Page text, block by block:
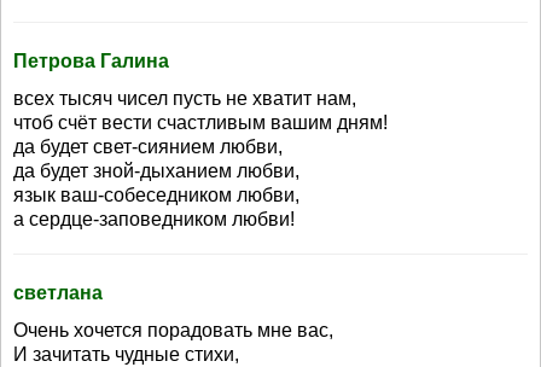
Петрова Галина
всех тысяч чисел пусть не хватит нам,
чтоб счёт вести счастливым вашим дням!
да будет свет-сиянием любви,
да будет зной-дыханием любви,
язык ваш-собеседником любви,
а сердце-заповедником любви!
светлана
Очень хочется порадовать мне вас,
И зачитать чудные стихи,